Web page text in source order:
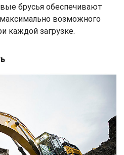
брусья обеспечивают
возможного
каждой загрузке.